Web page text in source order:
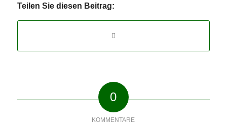
Teilen Sie diesen Beitrag:
0
KOMMENTARE